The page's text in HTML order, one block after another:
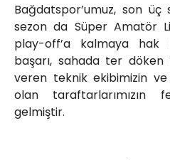
Bağdatspor’umuz, son
sezon da Süper Amatör
play-off’a kalmaya hak
başarı, sahada ter döken
veren teknik ekibimizin ve
olan taraftarlarımızın
gelmiştir.